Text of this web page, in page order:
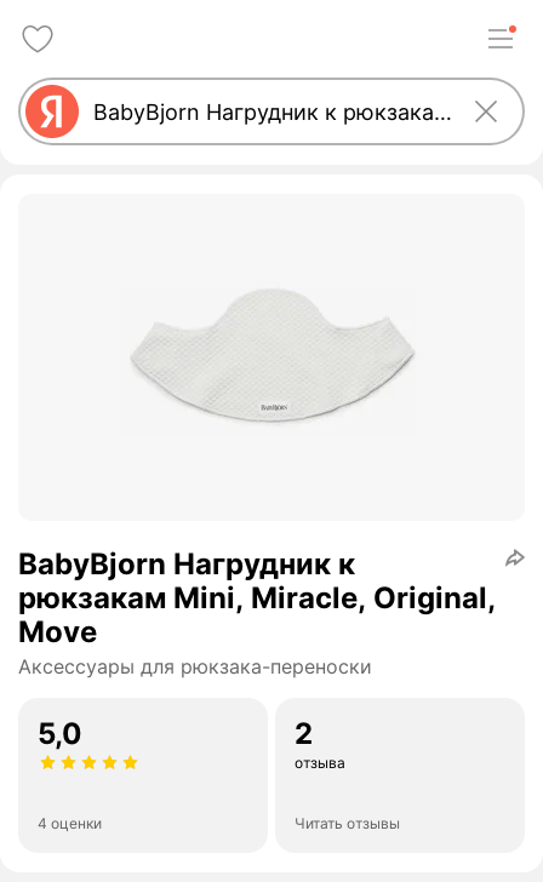
BabyBjorn Нагрудник к
рюкзакам Mini, Miracle, Original,
Move
Аксессуары для рюкзака-переноски
5,0
4 оценки
2
отзыва
Читать отзывы